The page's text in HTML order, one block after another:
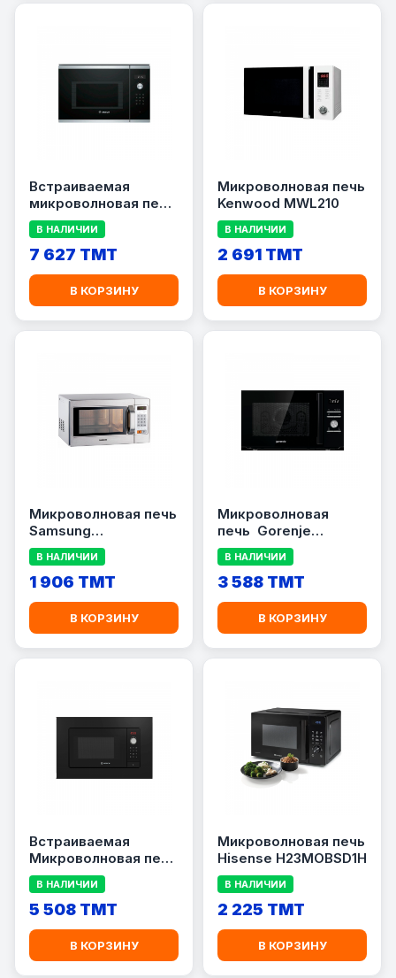
Встраиваемая
микроволновая печь
Bosch BEL554MS0
В НАЛИЧИИ
7 627 TMT
В КОРЗИНУ
Микроволновая печь
Kenwood MWL210
В НАЛИЧИИ
2 691 TMT
В КОРЗИНУ
Микроволновая печь
Samsung
CM1089A/XEU
В НАЛИЧИИ
1 906 TMT
В КОРЗИНУ
Микроволновая
печь Gorenje
MO28A5BH
В НАЛИЧИИ
3 588 TMT
В КОРЗИНУ
Встраиваемая
Микроволновая печь
Bosch BEL653MB3
В НАЛИЧИИ
5 508 TMT
В КОРЗИНУ
Микроволновая печь
Hisense H23MOBSD1H
В НАЛИЧИИ
2 225 TMT
В КОРЗИНУ